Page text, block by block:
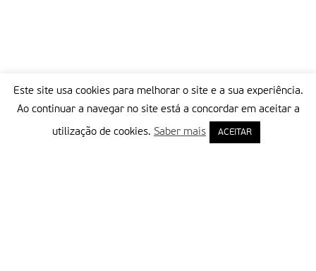
Este site usa cookies para melhorar o site e a sua experiência.
Ao continuar a navegar no site está a concordar em aceitar a
utilização de cookies. Saber mais ACEITAR